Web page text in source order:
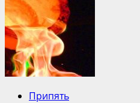
Припять